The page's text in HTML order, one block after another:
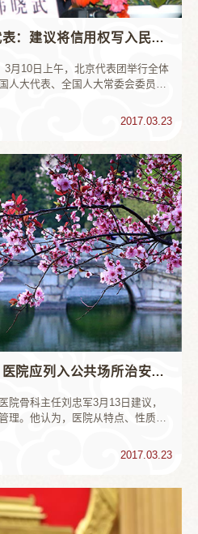
【2017两会】韩晓武代表：建议将信用权写入民法总则草案
月10日上午，北京代表团举行全体
人大代表、全国人大常委会委员韩
2017.03.23
【2017两会】刘忠军：医院应列入公共场所治安管理
院骨科主任刘忠军3月13日建议，
理。他认为，医院从特点、性质上
...
2017.03.23